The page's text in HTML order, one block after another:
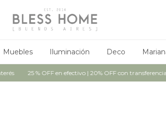
Muebles Iluminación Deco
25 % OFF en efectivo | 20% OFF con transferencia